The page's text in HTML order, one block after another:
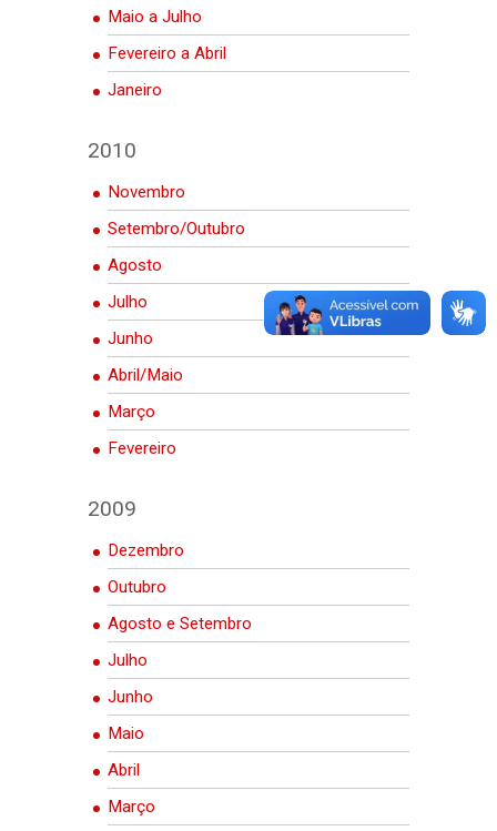
Maio a Julho
Fevereiro a Abril
Janeiro
2010
Novembro
Setembro/Outubro
Agosto
Julho
Junho
Abril/Maio
Março
Fevereiro
2009
Dezembro
Outubro
Agosto e Setembro
Julho
Junho
Maio
Abril
Março